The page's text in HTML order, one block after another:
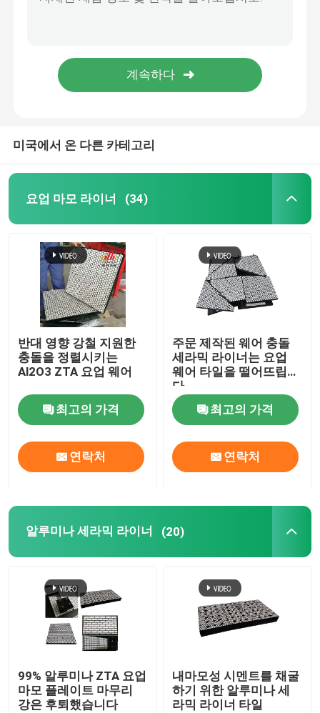
컨베이어 벨트차 지체
이원적 실 스커트 보드
컨베이어 영향 베드
폴리우레탄 쉬트
폴리우레테인 생성물
요업 웨어 타일
컨베이어 벨트 크리너
미국에서 온 다른 카테고리
요업 마모 라이너 (34)
반대 영향 강철 지원한
충돌을 정렬시키는
Al2O3 ZTA 요업 웨어
최고의 가격
연락처
주문 제작된 웨어 충돌
세라믹 라이너는 요업
웨어 타일을 떨어뜨립니
다
최고의 가격
연락처
알루미나 세라믹 라이너 (20)
99% 알루미나 ZTA 요업
마모 플레이트 마무리
강은 후퇴했습니다
내마모성 시멘트를 채굴
하기 위한 알루미나 세
라믹 라이너 타일